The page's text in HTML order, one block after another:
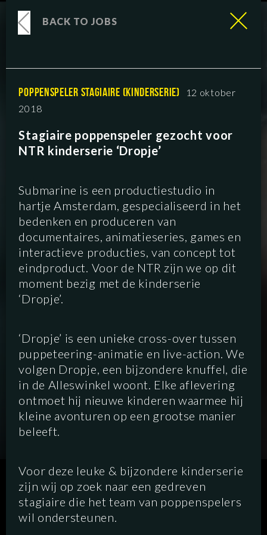
SCRIPTED HYBRID ANIMATION
DOCUMENTARY
BACK TO JOBS
POPPENSPELER STAGIAIRE (KINDERSERIE)
12 oktober
2018
Stagiaire poppenspeler gezocht voor
NTR kinderserie ‘Dropje’
Submarine is een productiestudio in
hartje Amsterdam, gespecialiseerd in het
bedenken en produceren van
documentaires, animatieseries, games en
interactieve producties, van concept tot
eindproduct. Voor de NTR zijn we op dit
moment bezig met de kinderserie
‘Dropje’.
‘Dropje’ is een unieke cross-over tussen
puppeteering-animatie en live-action. We
volgen Dropje, een bijzondere knuffel, die
in de Alleswinkel woont. Elke aflevering
ontmoet hij nieuwe kinderen waarmee hij
kleine avonturen op een grootse manier
beleeft.
Voor deze leuke & bijzondere kinderserie
zijn wij op zoek naar een gedreven
stagiaire die het team van poppenspelers
wil ondersteunen.